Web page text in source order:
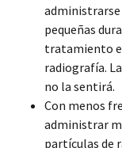
pequeñas
tratamiento
radiografía.
no la sentirá.
Con menos
administrar
partículas de